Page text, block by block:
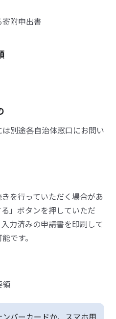
附申出書
別途各自治体窓口にお問い
を行っていただく場合があ
」ボタンを押していただ
力済みの申請書を印刷して
です。
領
バーカードか、スマホ用